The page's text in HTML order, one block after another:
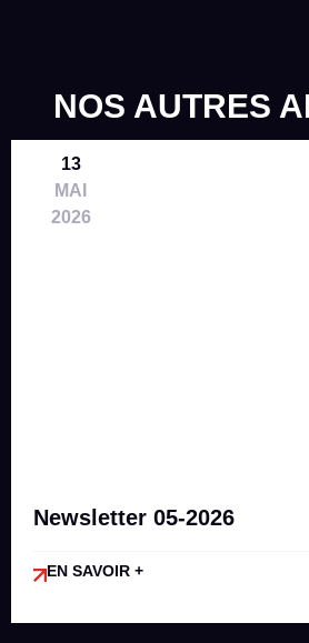
NOS AUTRES
13
MAI
2026
Newsletter 05-2026
EN SAVOIR +